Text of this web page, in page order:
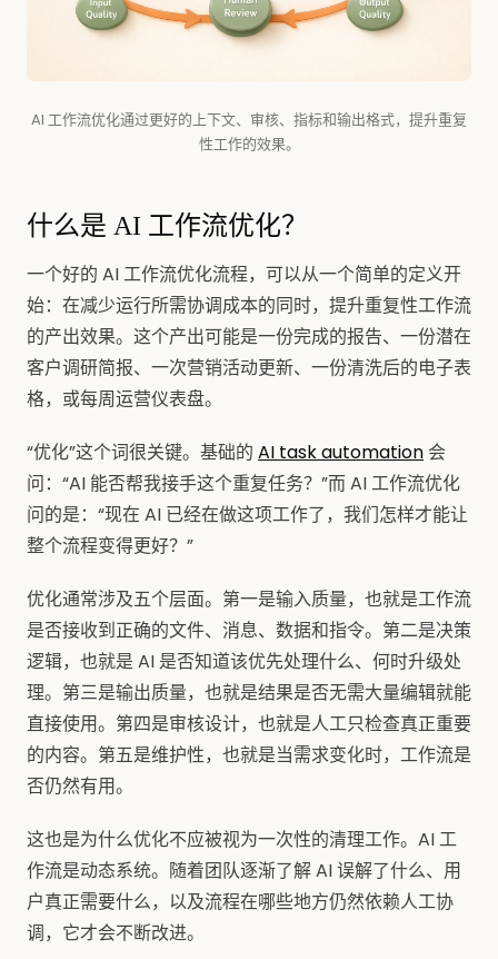
AI 工作流优化通过更好的上下文、审核、指标和输出格式，提升重复
性工作的效果。
什么是 AI 工作流优化？
一个好的 AI 工作流优化流程，可以从一个简单的定义开
始：在减少运行所需协调成本的同时，提升重复性工作流
的产出效果。这个产出可能是一份完成的报告、一份潜在
客户调研简报、一次营销活动更新、一份清洗后的电子表
格，或每周运营仪表盘。
“优化”这个词很关键。基础的 AI task automation 会
问：“AI 能否帮我接手这个重复任务？”而 AI 工作流优化
问的是：“现在 AI 已经在做这项工作了，我们怎样才能让
整个流程变得更好？”
优化通常涉及五个层面。第一是输入质量，也就是工作流
是否接收到正确的文件、消息、数据和指令。第二是决策
逻辑，也就是 AI 是否知道该优先处理什么、何时升级处
理。第三是输出质量，也就是结果是否无需大量编辑就能
直接使用。第四是审核设计，也就是人工只检查真正重要
的内容。第五是维护性，也就是当需求变化时，工作流是
否仍然有用。
这也是为什么优化不应被视为一次性的清理工作。AI 工
作流是动态系统。随着团队逐渐了解 AI 误解了什么、用
户真正需要什么，以及流程在哪些地方仍然依赖人工协
调，它才会不断改进。